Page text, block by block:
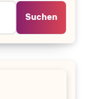
Suchen